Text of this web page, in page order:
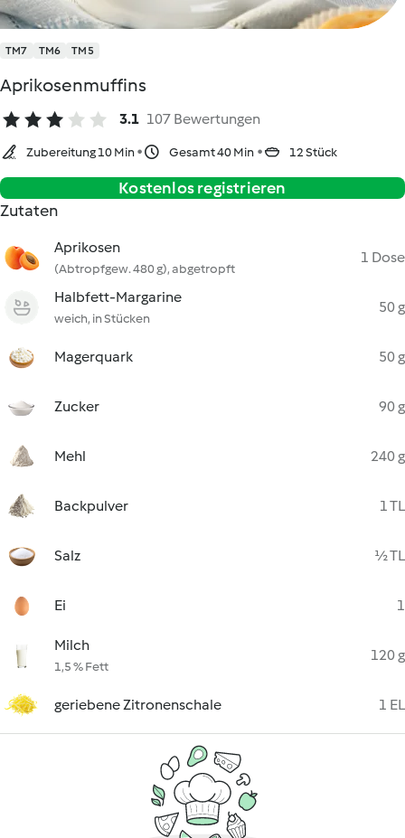
TM7 TM6 TM5
Aprikosenmuffins
3.1 107 Bewertungen
Zubereitung 10 Min Gesamt 40 Min 12 Stück
Kostenlos registrieren
Zutaten
Aprikosen
(Abtropfgew. 480 g), abgetropft
1 Dose
Halbfett-Margarine
weich, in Stücken
50 g
Magerquark 50 g
Zucker 90 g
Mehl 240 g
Backpulver 1 TL
Salz ½ TL
Ei 1
Milch
1,5 % Fett
120 g
geriebene Zitronenschale 1 EL